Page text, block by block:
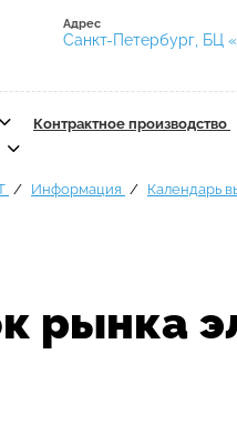
Адрес
Санкт-Петербург, БЦ
Контрактное производство
Информация Календарь
рынка